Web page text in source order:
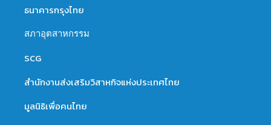
ธนาคารกรุงไทย
สภาอุตสาหกรรม
SCG
สำนักงานส่งเสริมวิสาหกิจแห่งประเทศไทย
มูลนิธิเพื่อคนไทย